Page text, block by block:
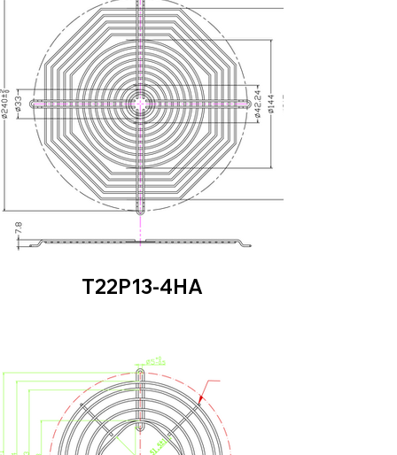
T22P13-4HA